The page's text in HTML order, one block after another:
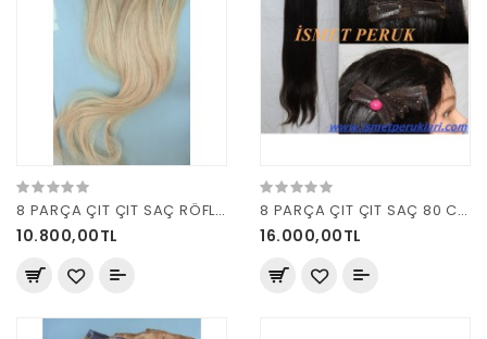
8 PARÇA ÇIT ÇIT SAÇ RÖFLELİ
10.800,00TL
8 PARÇA ÇIT ÇIT SAÇ 80 CM UZUN 180 GRAM
16.000,00TL